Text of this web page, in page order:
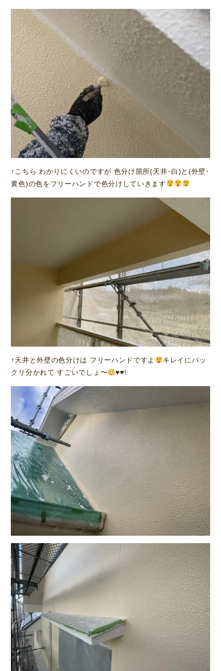
↑こちら わかりにくいのですが 色分け箇所(天井･白)と(外壁･
黄色)の色をフリーハンドで色分けしていきます
↑天井と外壁の色分けは フリーハンドですよ
キレイにパッ
クリ分かれて すごいでしょ〜
♥️♥️!